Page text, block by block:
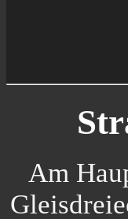
Am